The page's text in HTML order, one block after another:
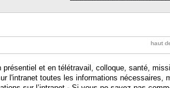
haut
présentiel et en télétravail, colloque, santé,
l'intranet toutes les informations nécessaires,